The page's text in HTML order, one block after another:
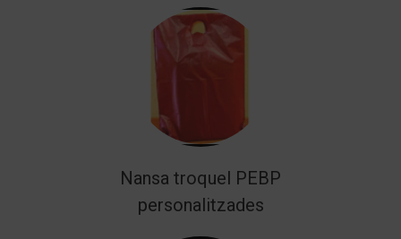
Nansa troquel PEBP
personalitzades